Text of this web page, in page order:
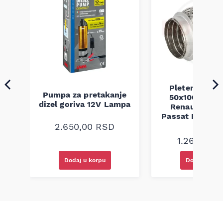
Pumpa za pretakanje
dizel goriva 12V Lampa
2.650,00 RSD
Dodaj u korpu
Pletenica
50x100 Audi
Renault
Passat B5
1.260,00
Dodaj u